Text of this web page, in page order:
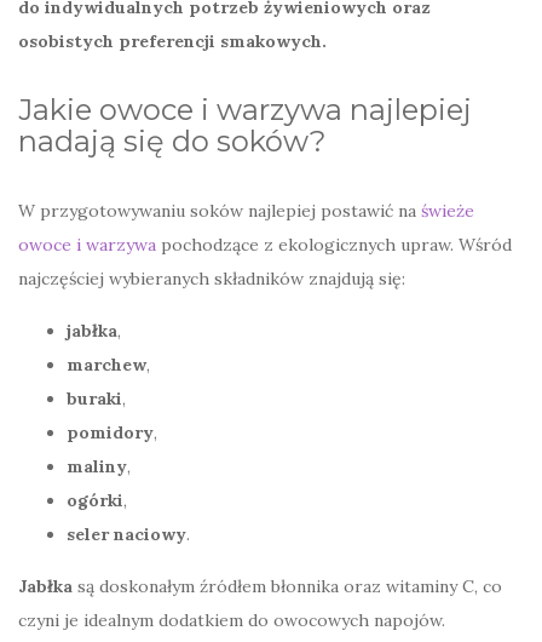
do indywidualnych potrzeb żywieniowych oraz
osobistych preferencji smakowych.
Jakie owoce i warzywa najlepiej
nadają się do soków?
W przygotowywaniu soków najlepiej postawić na świeże
owoce i warzywa pochodzące z ekologicznych upraw. Wśród
najczęściej wybieranych składników znajdują się:
jabłka,
marchew,
buraki,
pomidory,
maliny,
ogórki,
seler naciowy.
Jabłka są doskonałym źródłem błonnika oraz witaminy C, co
czyni je idealnym dodatkiem do owocowych napojów.